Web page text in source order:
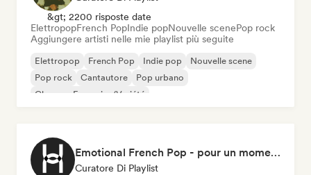
&gt; 2200 risposte date
ElettropopFrench PopIndie popNouvelle scenePop rock
Aggiungere artisti nelle mie playlist più seguite
Elettropop French Pop Indie pop
Nouvelle scene
Pop rock
Cantautore
Pop urbano
Chanson Française/Variété
Emotional French Pop - pour un moment tranquille
Curatore Di Playlist